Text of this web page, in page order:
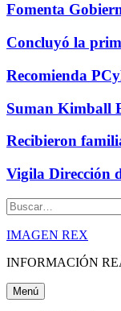
Fomenta
Concluyó la
Recomienda
Suman Kimball
Recibieron
Vigila Dirección
Buscar
IMAGEN REX
INFORMACIÓN
Menú